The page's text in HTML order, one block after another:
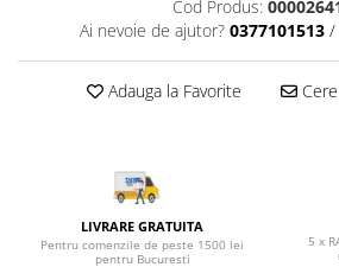
Top saltele 10 cm
Top saltele memory 5 cm
Top saltele MemoHR 6.5 cm
Saltele cu spuma
Scaune manager
Mese bucatarie
Seturi mese si scaune bucatarie
Mobila hol
Cod Produs:
Ai nevoie de ajutor? 0377101513 /
Adauga la Favorite Cere
LIVRARE GRATUITA
Pentru comenzile de peste 1500 lei
pentru Bucuresti
5 x